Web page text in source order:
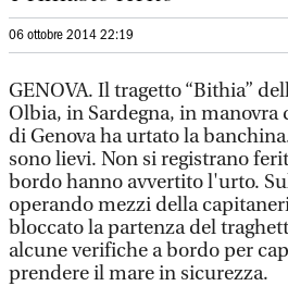
06 ottobre 2014 22:19
GENOVA. Il tragetto “Bithia”
Olbia, in Sardegna, in
di Genova ha urtato la
sono lievi. Non si registrano
bordo hanno avvertito l'urto.
operando mezzi della
bloccato la partenza del
alcune verifiche a bordo per
prendere il mare in sicurezza.